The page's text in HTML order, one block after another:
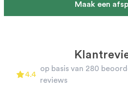
Maak een
A carousel of customer
4.4
4.4 out of 5 stars
op basis van 280
reviews